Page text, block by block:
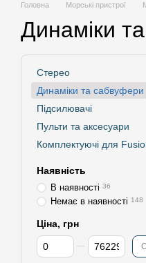
Головна Морські пристрої
Динаміки
Стерео
Динаміки та сабвуфери
Підсилювачі
Пульти та аксесуари
Комплектуючі для
Наявність
В наявності 36
Немає в наявності 148
Ціна, грн
Від Ціна, грн
До Ціна, грн